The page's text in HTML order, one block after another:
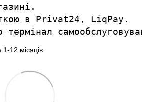
в Privat24, LiqPay.
термінал
12 місяців.